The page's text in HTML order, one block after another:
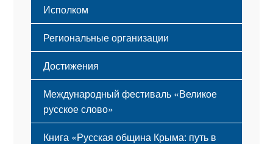
Исполком
Региональные организации
Достижения
Международный фестиваль «Великое
русское слово»
Книга «Русская община Крыма: путь в